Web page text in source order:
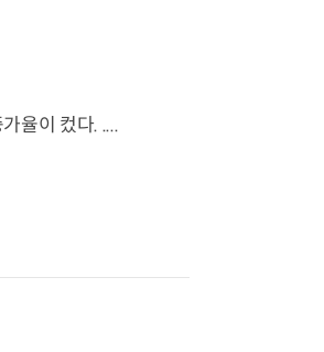
율이 컸다. ....